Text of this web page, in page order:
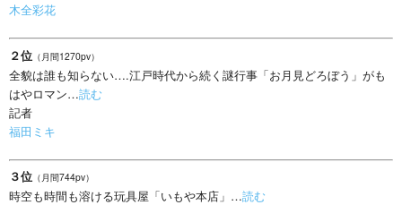
木全彩花
２位 （月間1270pv）
全貌は誰も知らない….江戸時代から続く謎行事「お月見どろぼう」がも
はやロマン…読む
記者
福田ミキ
３位 （月間744pv）
時空も時間も溶ける玩具屋「いもや本店」…読む